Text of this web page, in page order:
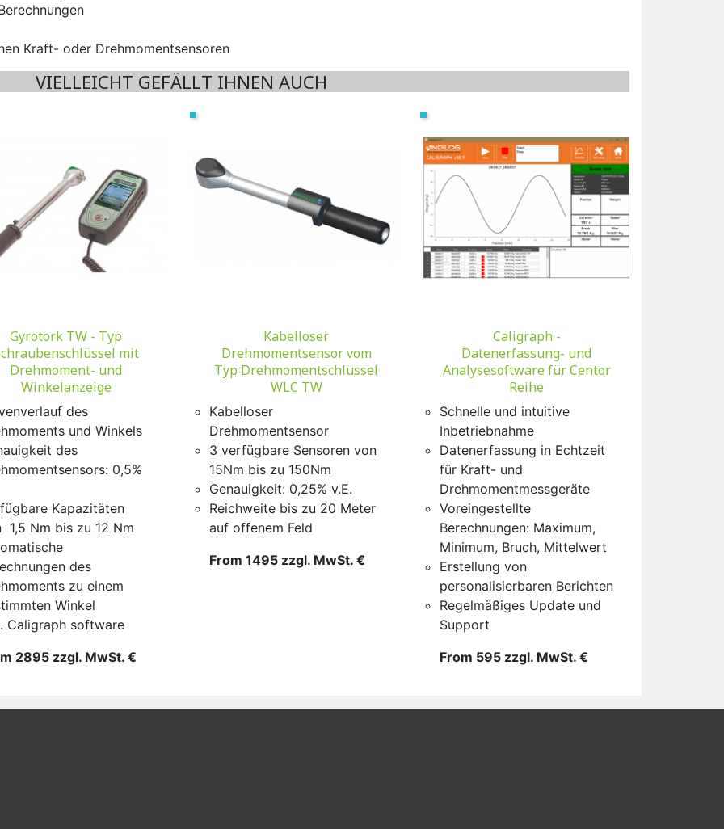
Kraft- oder Drehmomentsensoren
VIELLEICHT GEFÄLLT IHNEN AUCH
Gyrotork TW - Typ
mit
Drehmoment- und
Winkelanzeige
des
und Winkels
des
0,5%
Kapazitäten
1,5 Nm bis zu 12 Nm
des
zu einem
Winkel
Caligraph software
2895 zzgl. MwSt. €
Kabelloser
Drehmomentsensor vom
Typ Drehmomentschlüssel
WLC TW
Kabelloser
Drehmomentsensor
3 verfügbare Sensoren von
15Nm bis zu 150Nm
Genauigkeit: 0,25% v.E.
Reichweite bis zu 20 Meter
auf offenem Feld
From 1495 zzgl. MwSt. €
Caligraph -
Datenerfassung- und
Analysesoftware für Centor
Reihe
Schnelle und intuitive
Inbetriebnahme
Datenerfassung in Echtzeit
für Kraft- und
Drehmomentmessgeräte
Voreingestellte
Berechnungen: Maximum,
Minimum, Bruch, Mittelwert
Erstellung von
personalisierbaren Berichten
Regelmäßiges Update und
Support
From 595 zzgl. MwSt. €